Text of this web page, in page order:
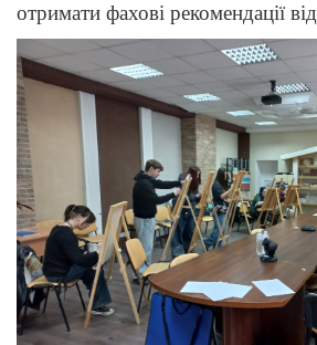
отримати фахові рекомендації від